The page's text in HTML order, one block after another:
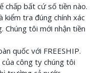
chấp bất cứ số tiền nào.
kiểm tra đúng chính xác
tôi mới nhận tiền
quốc với FREESHIP.
của công ty chúng tôi